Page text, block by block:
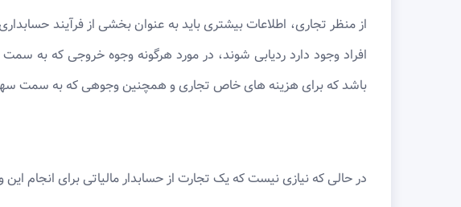
از منظر تجاری، اطلاعات بیشتری باید به عنوان بخشی از فرآیند
افراد وجود دارد ردیابی شوند، در مورد هرگونه وجوه خروجی که
باشد که برای هزینه های خاص تجاری و همچنین وجوهی که به سمت
در حالی که نیازی نیست که یک تجارت از حسابدار مالیاتی برای انجام